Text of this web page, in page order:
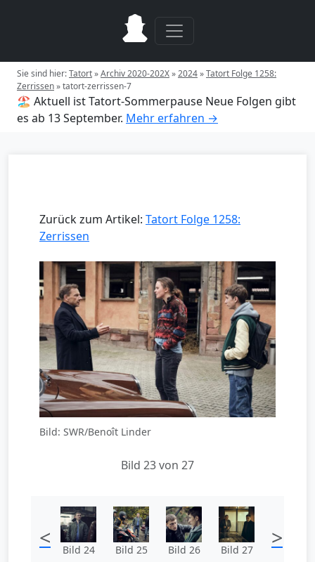
Sie sind hier:Tatort»Archiv 2020-202X»2024»Tatort Folge 1258:
Zerrissen»tatort-zerrissen-7
🏖️ Aktuell ist Tatort-Sommerpause Neue Folgen gibt
es ab 13 September. Mehr erfahren →
Zurück zum Artikel: Tatort Folge 1258:
Zerrissen
Bild: SWR/Benoît Linder
Bild 23 von 27
< Bild 24 Bild 25 Bild 26 Bild 27 >